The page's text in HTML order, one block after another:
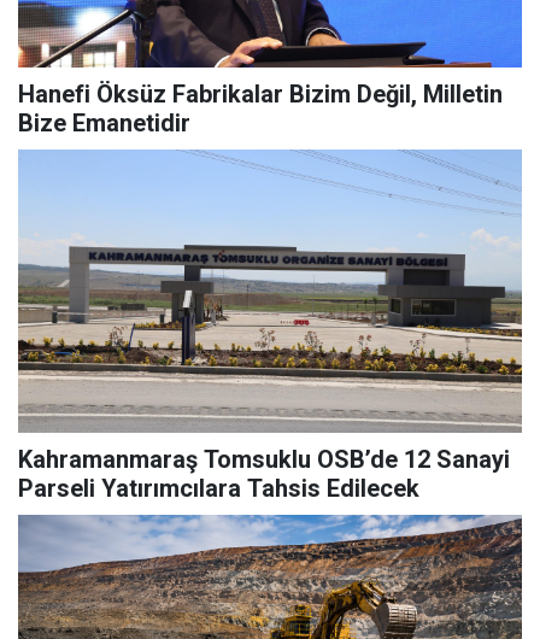
Hanefi Öksüz Fabrikalar Bizim Değil, Milletin
Bize Emanetidir
Kahramanmaraş Tomsuklu OSB’de 12 Sanayi
Parseli Yatırımcılara Tahsis Edilecek